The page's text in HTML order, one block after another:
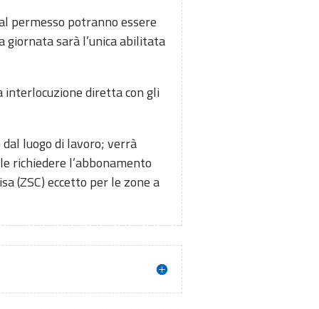
permesso potranno essere
giornata sarà l’unica abilitata
interlocuzione diretta con gli
luogo di lavoro; verrà
richiedere l’abbonamento
(ZSC) eccetto per le zone a